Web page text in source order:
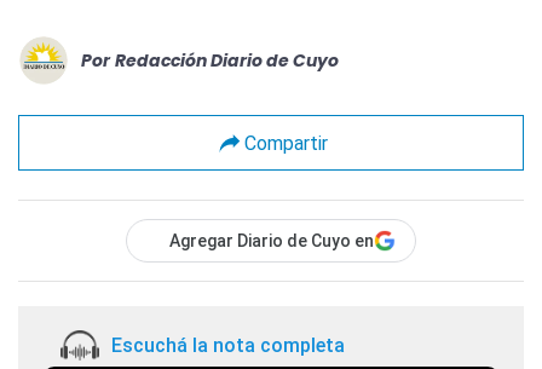
Por Redacción Diario de Cuyo
Compartir
Agregar Diario de Cuyo en
Escuchá la nota completa